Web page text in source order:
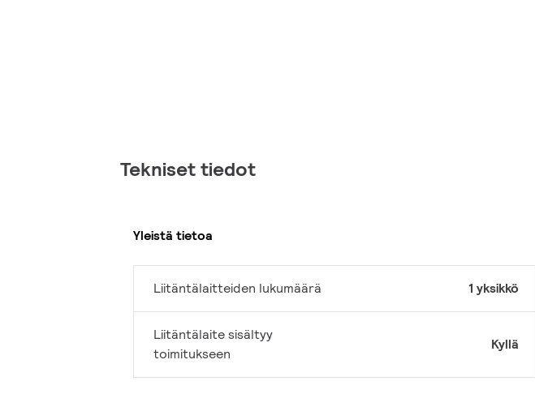
Tekniset tiedot
Yleistä tietoa
Liitäntälaitteiden lukumäärä 1 yksikkö
Liitäntälaite sisältyy
toimitukseen
Kyllä